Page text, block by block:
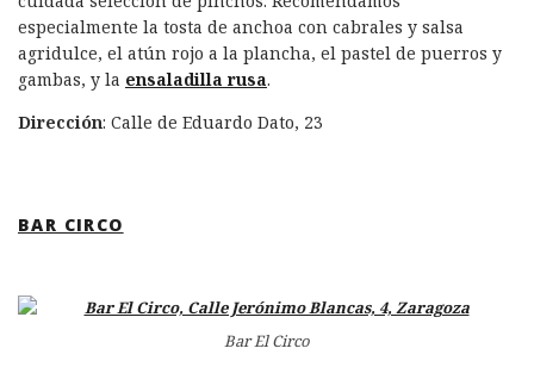
especialmente la tosta de anchoa con cabrales y salsa
agridulce, el atún rojo a la plancha, el pastel de puerros y
gambas, y la ensaladilla rusa.
Dirección: Calle de Eduardo Dato, 23
BAR CIRCO
Bar El Circo